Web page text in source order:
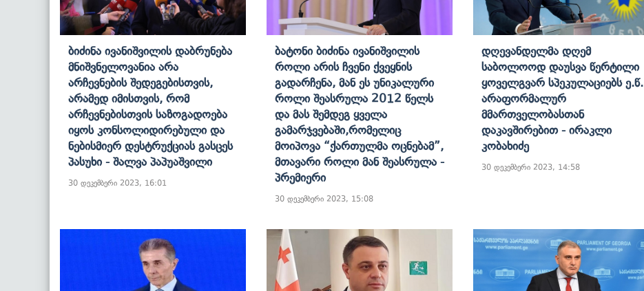
Ბიძინა Ივანიშვილის Დაბრუნება
Მნიშვნელოვანია Არა
Არჩევნების Შედეგებისთვის,
Არამედ Იმისთვის, Რომ
Არჩევნებისთვის Საზოგადოება
Იყოს Კონსოლიდირებული Და
Ნებისმიერ Დესტრუქციას Გასცეს
Პასუხი - Შალვა Პაპუაშვილი
30 დეკემბერი 2023, 16:01
Ბატონი Ბიძინა Ივანიშვილის
Როლი Არის Ჩვენი Ქვეყნის
Გადარჩენა, Მან Ეს Უნიკალური
Როლი Შეასრულა 2012 Წელს
Და Მას Შემდეგ Ყველა
Გამარჯვებაში,რომელიც
Მოიპოვა “ქართულმა Ოცნებამ”,
Მთავარი Როლი Მან Შეასრულა -
Პრემიერი
30 დეკემბერი 2023, 15:08
Დღევანდელმა Დღემ
Საბოლოოდ Დაუსვა Წერტილი
Ყოველგვარ Სპეკულაციებს Ე.წ.
Არაფორმალურ
Მმართველობასთან
Დაკავშირებით - Ირაკლი
Კობახიძე
30 დეკემბერი 2023, 14:58